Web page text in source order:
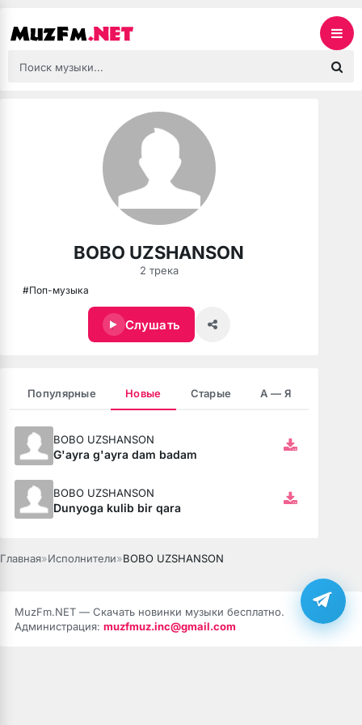
BOBO UZSHANSON
2 трека
#Поп-музыка
Слушать
Популярные Новые Старые А — Я
BOBO UZSHANSON
G'ayra g'ayra dam badam
BOBO UZSHANSON
Dunyoga kulib bir qara
Главная»Исполнители»BOBO UZSHANSON
MuzFm.NET — Скачать новинки музыки бесплатно.
Администрация: muzfmuz.inc@gmail.com